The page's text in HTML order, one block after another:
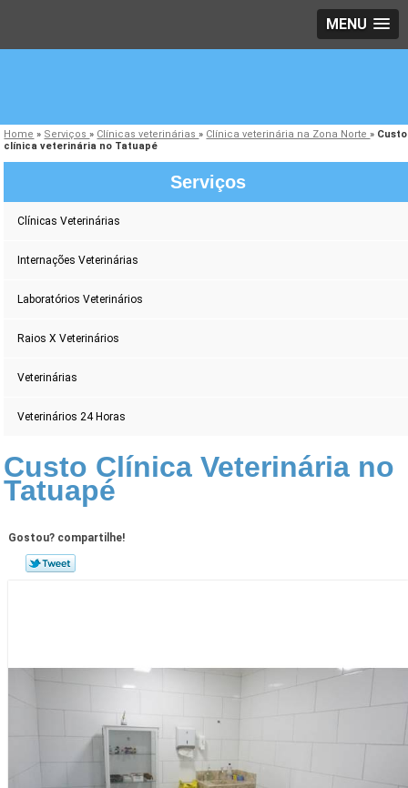
MENU
Home » Serviços» Clínicas veterinárias» Clínica veterinária na Zona Norte» Custo
clínica veterinária no Tatuapé
Serviços
Clínicas Veterinárias
Internações Veterinárias
Laboratórios Veterinários
Raios X Veterinários
Veterinárias
Veterinários 24 Horas
Custo Clínica Veterinária no
Tatuapé
Gostou? compartilhe!